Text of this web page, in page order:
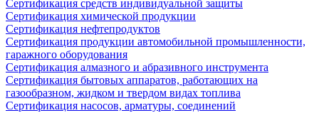
Сертификация средств индивидуальной защиты
Сертификация химической продукции
Сертификация нефтепродуктов
Сертификация продукции автомобильной промышленности,
гаражного оборудования
Сертификация алмазного и абразивного инструмента
Сертификация бытовых аппаратов, работающих на
газообразном, жидком и твердом видах топлива
Сертификация насосов, арматуры, соединений